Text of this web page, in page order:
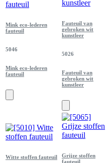
Mink eco-lederen
fauteuil
5046
Mink eco-lederen
fauteuil
Fauteuil van
gebroken wit
kunstleer
5026
Fauteuil van
gebroken wit
kunstleer
Witte stoffen fauteuil
Grijze stoffen
fauteuil